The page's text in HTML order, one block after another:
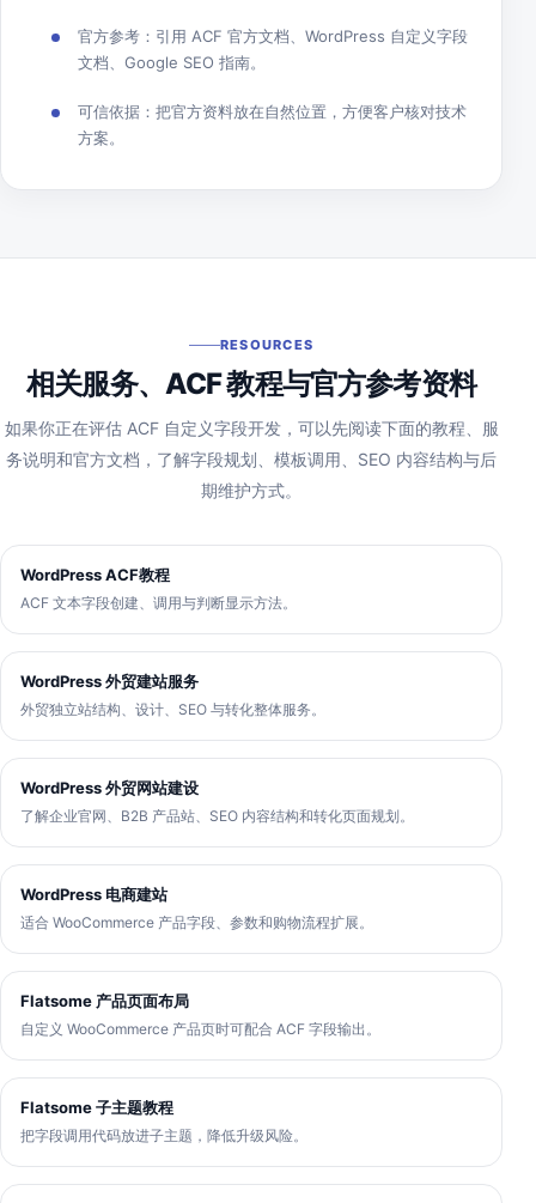
官方参考：引用 ACF 官方文档、WordPress 自定义字段
文档、Google SEO 指南。
可信依据：把官方资料放在自然位置，方便客户核对技术
方案。
RESOURCES
相关服务、ACF 教程与官方参考资料
如果你正在评估 ACF 自定义字段开发，可以先阅读下面的教程、服
务说明和官方文档，了解字段规划、模板调用、SEO 内容结构与后
期维护方式。
WordPress ACF教程
ACF 文本字段创建、调用与判断显示方法。
WordPress 外贸建站服务
外贸独立站结构、设计、SEO 与转化整体服务。
WordPress 外贸网站建设
了解企业官网、B2B 产品站、SEO 内容结构和转化页面规划。
WordPress 电商建站
适合 WooCommerce 产品字段、参数和购物流程扩展。
Flatsome 产品页面布局
自定义 WooCommerce 产品页时可配合 ACF 字段输出。
Flatsome 子主题教程
把字段调用代码放进子主题，降低升级风险。